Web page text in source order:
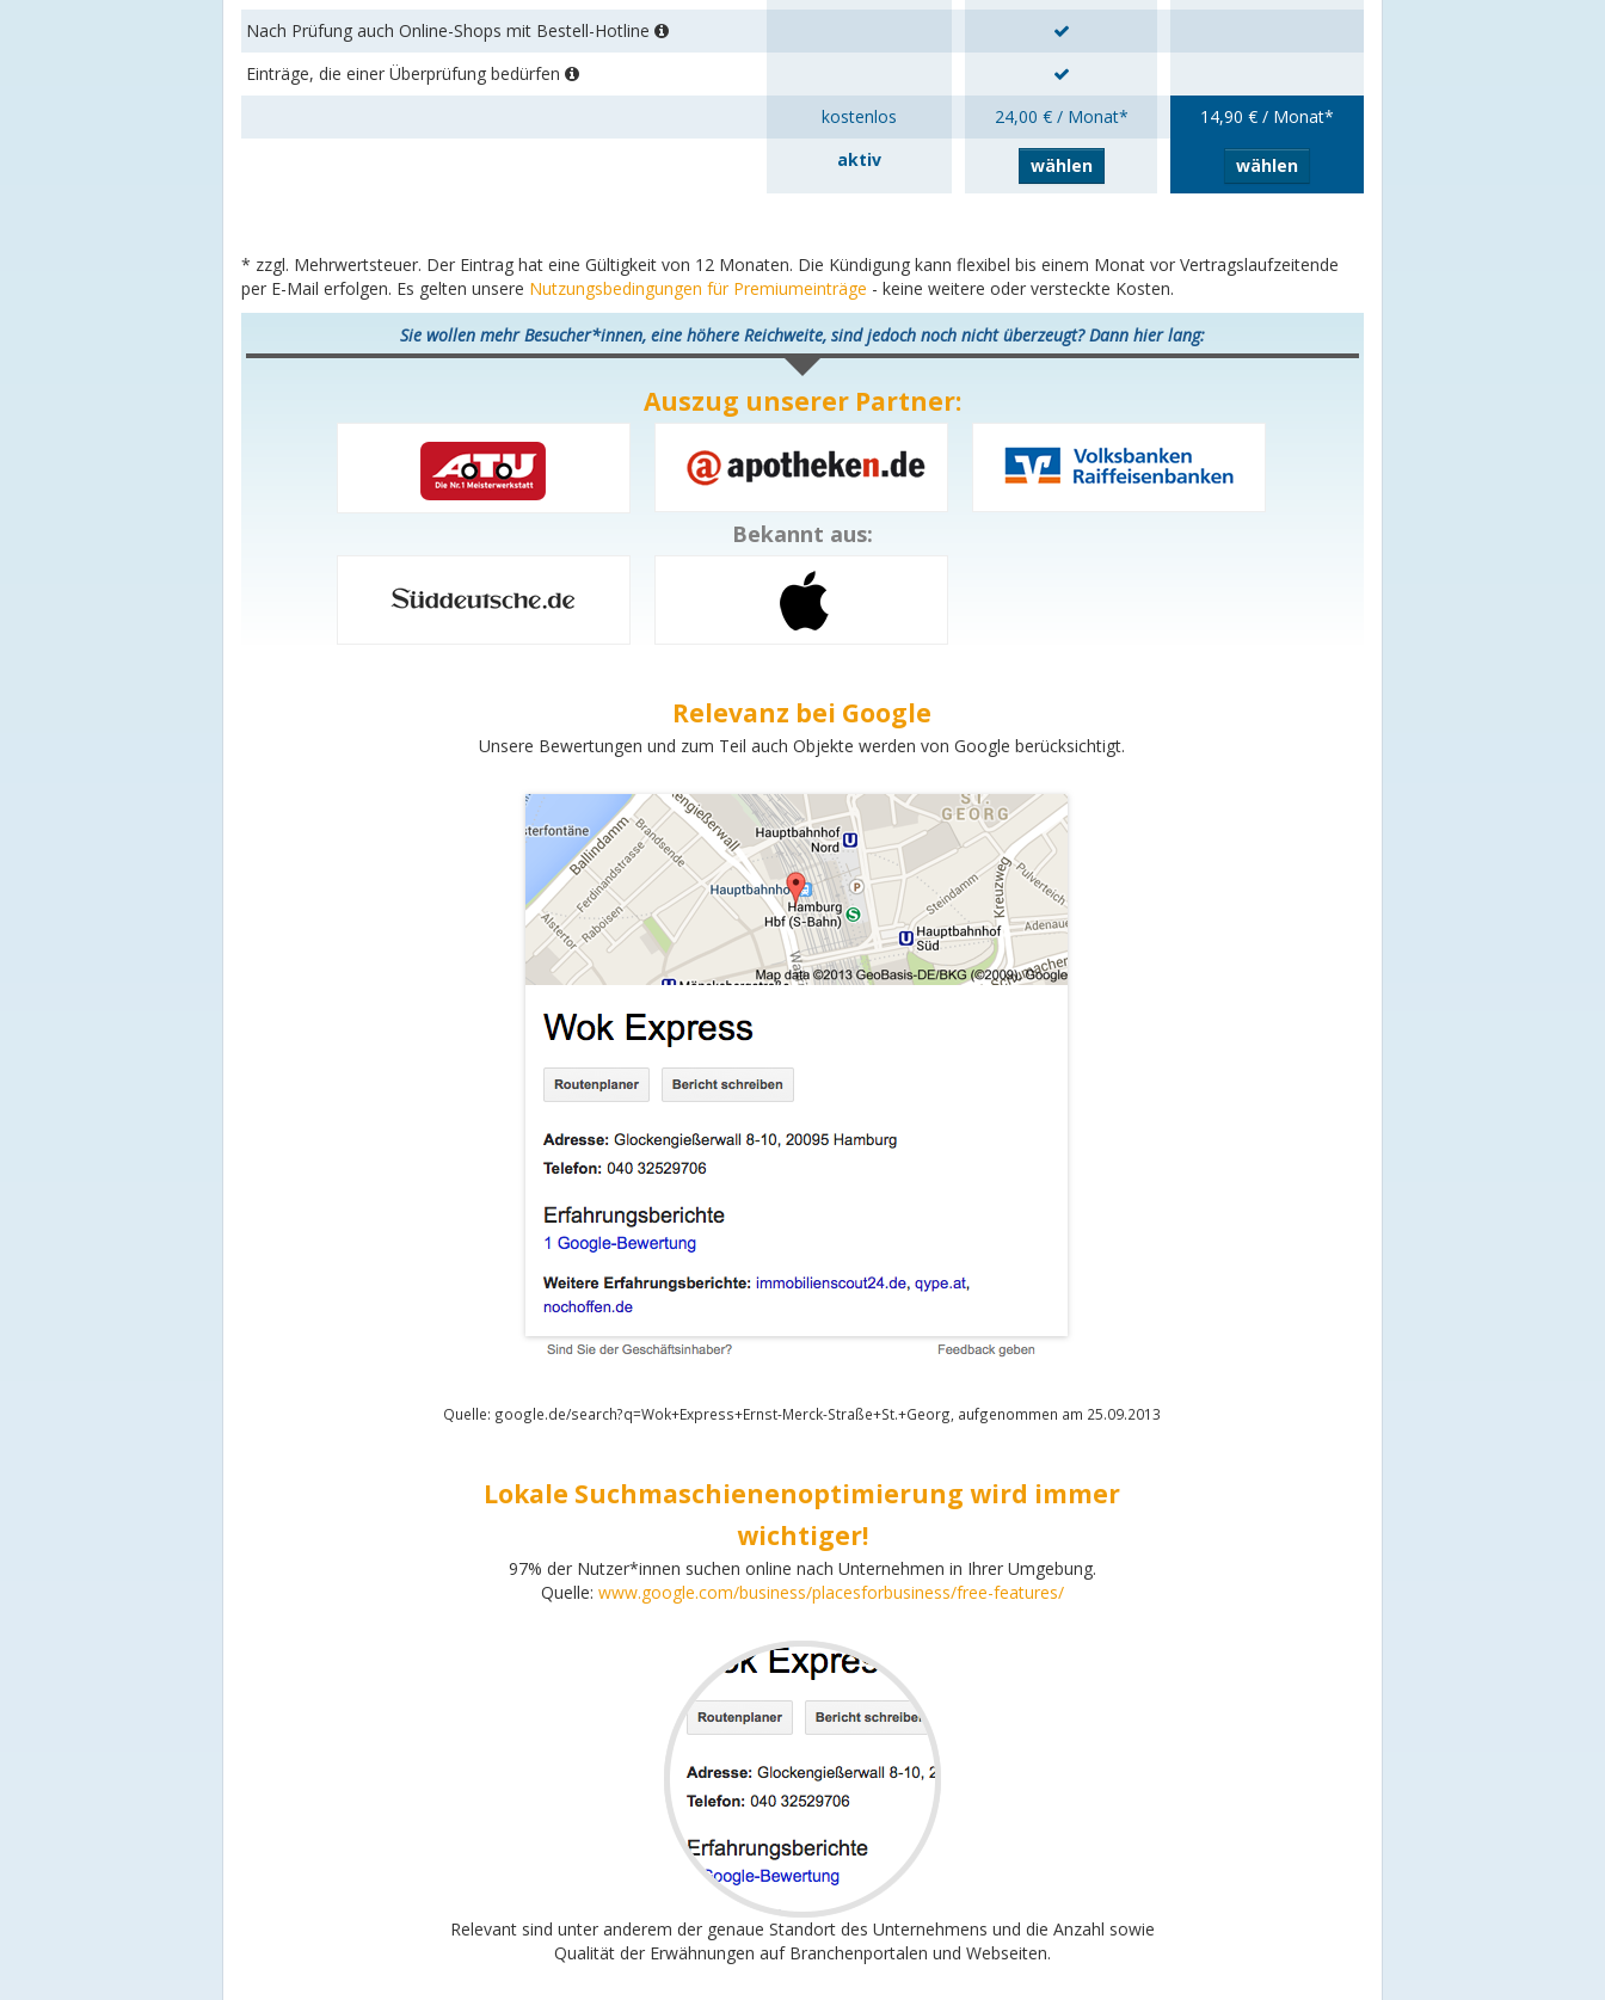
Nach Prüfung auch Online-Shops mit Bestell-Hotline
Einträge, die einer Überprüfung bedürfen
kostenlos
24,00 € / Monat*
14,90 € / Monat*
aktiv
wählen wählen
* zzgl. Mehrwertsteuer. Der Eintrag hat eine Gültigkeit von 12 Monaten. Die Kündigung kann flexibel bis einem Monat vor Vertragslaufzeitende
per E-Mail erfolgen. Es gelten unsere Nutzungsbedingungen für Premiumeinträge - keine weitere oder versteckte Kosten.
Sie wollen mehr Besucher*innen, eine höhere Reichweite, sind jedoch noch nicht überzeugt? Dann hier lang:
Auszug unserer Partner:
Bekannt aus:
Relevanz bei Google
Unsere Bewertungen und zum Teil auch Objekte werden von Google berücksichtigt.
Quelle: google.de/search?q=Wok+Express+Ernst-Merck-Straße+St.+Georg, aufgenommen am 25.09.2013
Lokale Suchmaschienenoptimierung wird immer
wichtiger!
97% der Nutzer*innen suchen online nach Unternehmen in Ihrer Umgebung.
Quelle: www.google.com/business/placesforbusiness/free-features/
Relevant sind unter anderem der genaue Standort des Unternehmens und die Anzahl sowie
Qualität der Erwähnungen auf Branchenportalen und Webseiten.